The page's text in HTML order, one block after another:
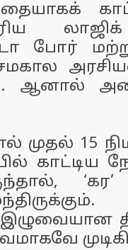
போர்
ஆனால்
முதல் 15
காட்டிய
இழுவையான